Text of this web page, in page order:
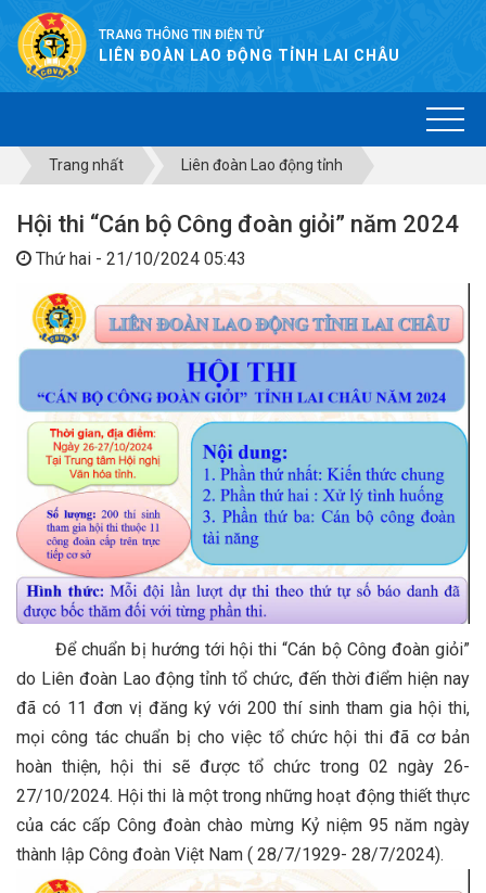
TRANG THÔNG TIN ĐIỆN TỬ
LIÊN ĐOÀN LAO ĐỘNG TỈNH LAI CHÂU
Trang nhất Liên đoàn Lao động tỉnh
Hội thi “Cán bộ Công đoàn giỏi” năm 2024
Thứ hai - 21/10/2024 05:43
Để chuẩn bị hướng tới hội thi “Cán bộ Công đoàn giỏi”
do Liên đoàn Lao động tỉnh tổ chức, đến thời điểm hiện nay
đã có 11 đơn vị đăng ký với 200 thí sinh tham gia hội thi,
mọi công tác chuẩn bị cho việc tổ chức hội thi đã cơ bản
hoàn thiện, hội thi sẽ được tổ chức trong 02 ngày 26-
27/10/2024. Hội thi là một trong những hoạt động thiết thực
của các cấp Công đoàn chào mừng Kỷ niệm 95 năm ngày
thành lập Công đoàn Việt Nam ( 28/7/1929- 28/7/2024).